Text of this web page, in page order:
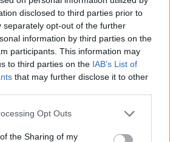
disclosed to third parties prior to
separately opt-out of the further
information by third parties on the
participants. This information may
to third parties on the IAB’s List of
that may further disclose it to other
app uses one or more Google
or usage behaviour. You may click to
Opt Outs
the Sharing of my